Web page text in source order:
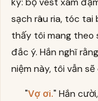
sạch râu ria, tóc tai
thấy tôi mang theo
đắc ý. Hắn nghĩ
niệm này, tôi vẫn sẽ
"Vợ ơi." Hắn